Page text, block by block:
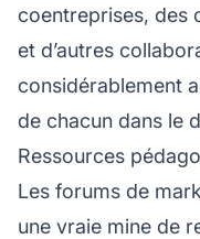
coentreprises, des
et d’autres
considérablement
de chacun dans le
Ressources
Les forums de
une vraie mine de